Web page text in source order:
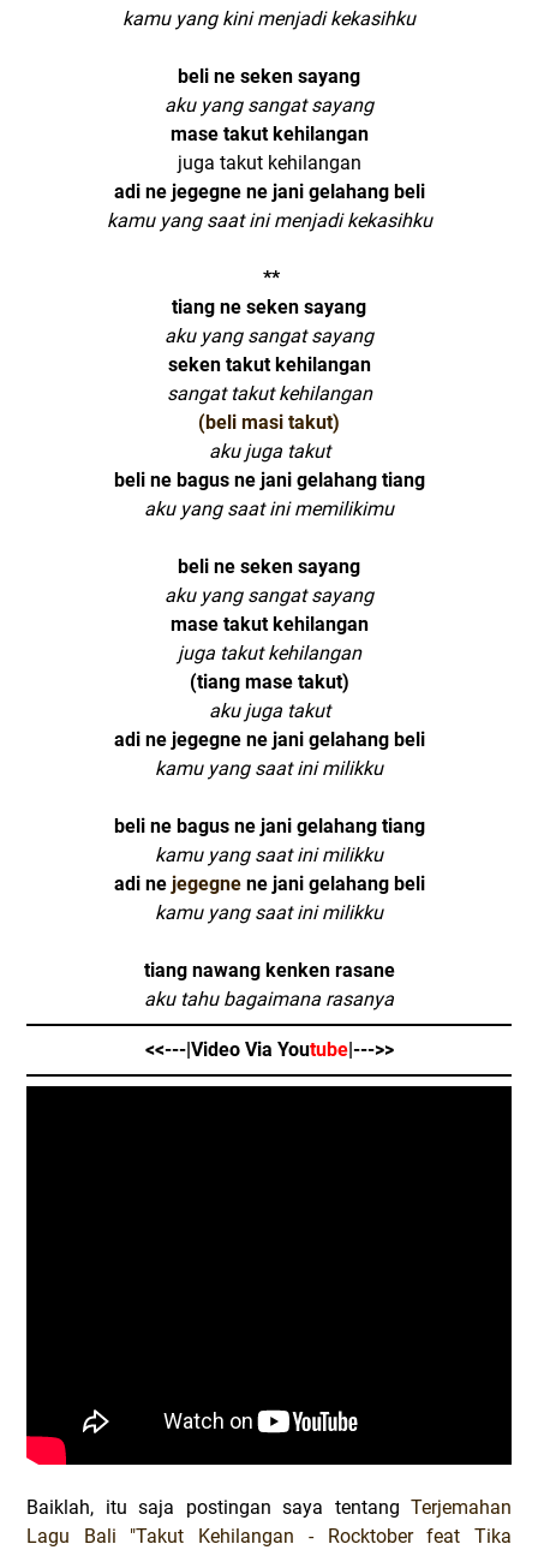
kamu yang kini menjadi kekasihku
beli ne seken sayang
aku yang sangat sayang
mase takut kehilangan
juga takut kehilangan
adi ne jegegne ne jani gelahang beli
kamu yang saat ini menjadi kekasihku
**
tiang ne seken sayang
aku yang sangat sayang
seken takut kehilangan
sangat takut kehilangan
(beli masi takut)
aku juga takut
beli ne bagus ne jani gelahang tiang
aku yang saat ini memilikimu
beli ne seken sayang
aku yang sangat sayang
mase takut kehilangan
juga takut kehilangan
(tiang mase takut)
aku juga takut
adi ne jegegne ne jani gelahang beli
kamu yang saat ini milikku
beli ne bagus ne jani gelahang tiang
kamu yang saat ini milikku
adi nejegegnene jani gelahang beli
kamu yang saat ini milikku
tiang nawang kenken rasane
aku tahu bagaimana rasanya
<<---|Video Via Youtube|--->>
Baiklah, itu saja postingan saya tentang Terjemahan
Lagu Bali "Takut Kehilangan - Rocktober feat Tika